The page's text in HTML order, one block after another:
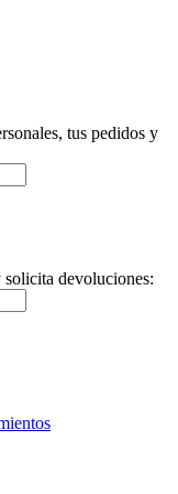
tus pedidos y
solicita devoluciones: